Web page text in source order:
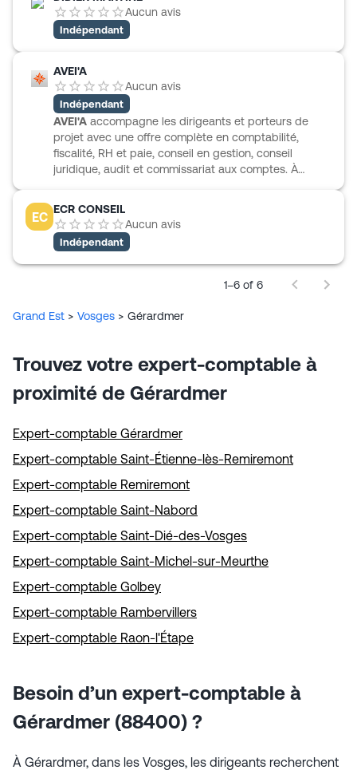
Aucun avis
Indépendant
AVEI'A
Aucun avis
Indépendant
AVEI'A accompagne les dirigeants et porteurs de
projet avec une offre complète en comptabilité,
fiscalité, RH et paie, conseil en gestion, conseil
juridique, audit et commissariat aux comptes. À
avec une volonté affirmée de proximité et de
disponibilité. Le cabinet intervient auprès
d’entreprises de secteurs variés, mais aussi sur des
missions dédiées aux établissements médico-sociaux
et hospitaliers ainsi qu’aux activités équestres et
création d’entreprise et l’implantation au
EC
ECR CONSEIL
Aucun avis
Indépendant
1–6 of 6
Grand Est > Vosges > Gérardmer
Trouvez votre expert-comptable à
proximité de Gérardmer
Expert-comptable Gérardmer
Expert-comptable Saint-Étienne-lès-Remiremont
Expert-comptable Remiremont
Expert-comptable Saint-Nabord
Expert-comptable Saint-Dié-des-Vosges
Expert-comptable Saint-Michel-sur-Meurthe
Expert-comptable Golbey
Expert-comptable Rambervillers
Expert-comptable Raon-l'Étape
Besoin d’un expert-comptable à
Gérardmer (88400) ?
À Gérardmer, dans les Vosges, les dirigeants recherchent